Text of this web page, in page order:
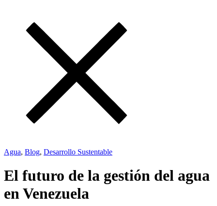
Agua, Blog, Desarrollo Sustentable
El futuro de la gestión del agua
en Venezuela